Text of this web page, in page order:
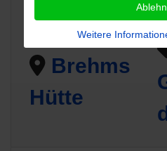
Brehms
Hütte
Weitere